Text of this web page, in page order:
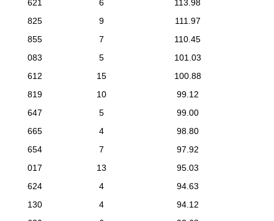
621
6
113.98
825
9
111.97
855
7
110.45
083
5
101.03
612
15
100.88
819
10
99.12
647
5
99.00
665
4
98.80
654
7
97.92
017
13
95.03
624
4
94.63
130
4
94.12